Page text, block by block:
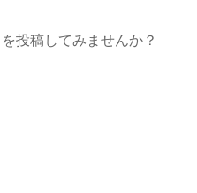
投稿してみませんか？